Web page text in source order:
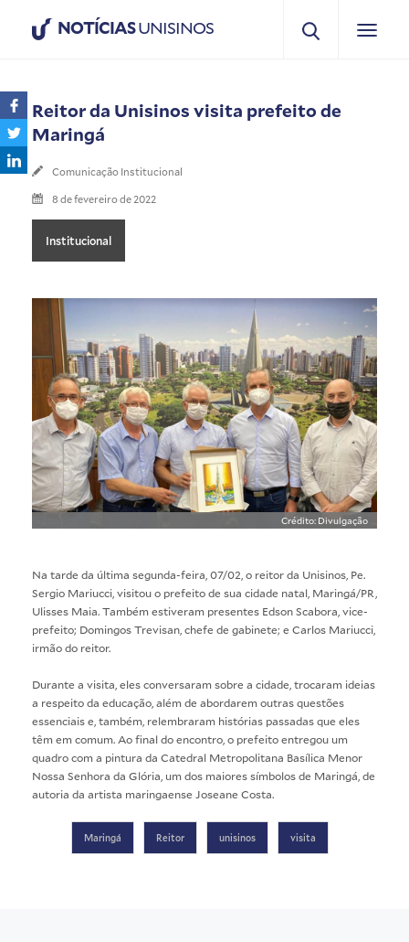
NOTÍCIASUNISINOS
Reitor da Unisinos visita prefeito de
Maringá
Comunicação Institucional
8 de fevereiro de 2022
Institucional
Crédito: Divulgação
Na tarde da última segunda-feira, 07/02, o reitor da Unisinos, Pe.
Sergio Mariucci, visitou o prefeito de sua cidade natal, Maringá/PR,
Ulisses Maia. Também estiveram presentes Edson Scabora, vice-
prefeito; Domingos Trevisan, chefe de gabinete; e Carlos Mariucci,
irmão do reitor.
Durante a visita, eles conversaram sobre a cidade, trocaram ideias
a respeito da educação, além de abordarem outras questões
essenciais e, também, relembraram histórias passadas que eles
têm em comum. Ao final do encontro, o prefeito entregou um
quadro com a pintura da Catedral Metropolitana Basílica Menor
Nossa Senhora da Glória, um dos maiores símbolos de Maringá, de
autoria da artista maringaense Joseane Costa.
Maringá Reitor unisinos visita